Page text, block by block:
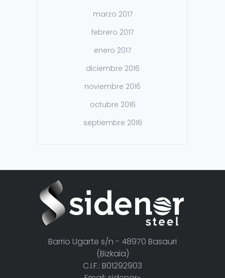
marzo 2017
febrero 2017
enero 2017
diciembre 2016
noviembre 2016
octubre 2016
septiembre 2016
Barrio Ugarte s/n - 48970 Basauri
(Bizkaia)
C.I.F.: B01292903